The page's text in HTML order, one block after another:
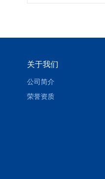
关于我们
公司简介
荣誉资质